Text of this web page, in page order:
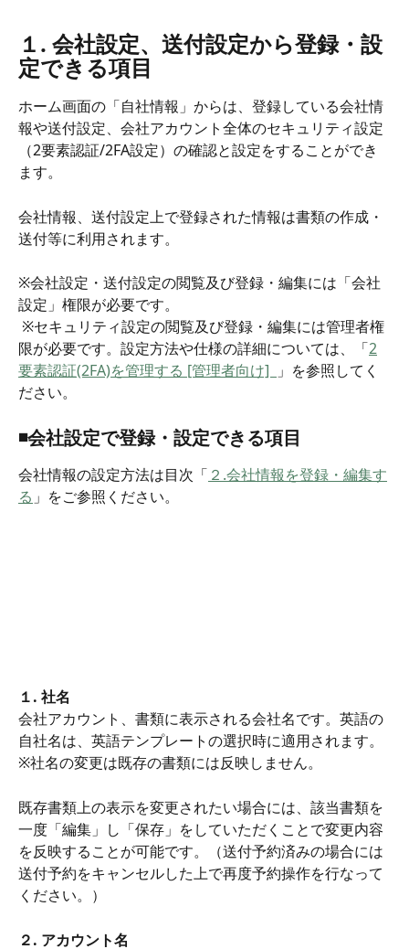
１. 会社設定、送付設定から登録・設
定できる項目
ホーム画面の「自社情報」からは、登録している会社情
報や送付設定、会社アカウント全体のセキュリティ設定
（2要素認証/2FA設定）の確認と設定をすることができ
ます。
会社情報、送付設定上で登録された情報は書類の作成・
送付等に利用されます。
※会社設定・送付設定の閲覧及び登録・編集には「会社
設定」権限が必要です。
限が必要です。設定方法や仕様の詳細については、「2
要素認証(2FA)を管理する [管理者向け] 」を参照してく
ださい。
◾️会社設定で登録・設定できる項目
会社情報の設定方法は目次「 ２.会社情報を登録・編集す
る 」をご参照ください。
１. 社名
会社アカウント、書類に表示される会社名です。英語の
自社名は、英語テンプレートの選択時に適用されます。
※社名の変更は既存の書類には反映しません。
既存書類上の表示を変更されたい場合には、該当書類を
一度「編集」し「保存」をしていただくことで変更内容
を反映することが可能です。（送付予約済みの場合には
送付予約をキャンセルした上で再度予約操作を行なって
ください。）
２. アカウント名